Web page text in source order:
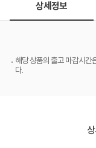
상세정보
해당 상품의 출고 마감시간
다.